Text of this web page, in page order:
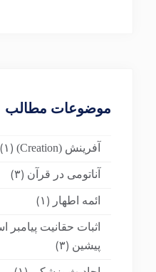
موضوعات مطالب
آفرینش (Creation) (۱)
آناتومی در قرآن (۳)
ائمه اطهار (۱)
اثبات حقانیت پیامبر
پیشین (۳)